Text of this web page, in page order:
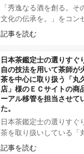
「秀逸なる酒を創る。そ
文化の伝承を。」をコン
酒の専門通販サイト「逸
記事を読む
日本茶鑑定士の選りすぐ
自の技法を用いて茶師が
茶を中心に取り扱う「丸
店」様のＥＣサイトの商
ーアル移管を担当させて
た。
日本茶鑑定士の選りすぐ
茶を取り扱いしている「
店」様の運営する「自社
記事を読む